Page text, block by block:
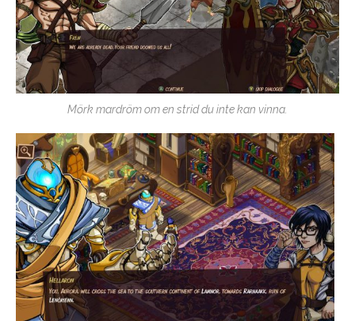
Mörk mardröm om en strid du inte kan vinna.